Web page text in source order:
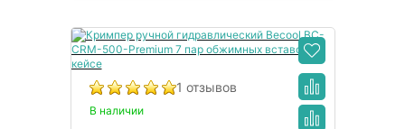
1 отзывов
В наличии